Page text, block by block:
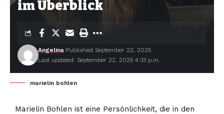
im Überblick
Last updated: September 22, 2025 4:33 p.m.
Angelina Published September 22, 2025
marielin bohlen
Marielin Bohlen ist eine Persönlichkeit, die in den